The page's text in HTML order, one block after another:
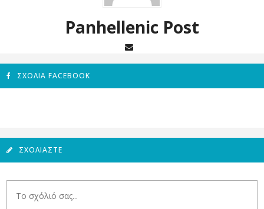
Panhellenic Post
ΣΧΌΛΙΑ FACEBOOK
ΣΧΟΛΙΆΣΤΕ